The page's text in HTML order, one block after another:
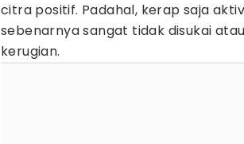
citra positif. Padahal, kerap saja
sebenarnya sangat tidak disukai
kerugian.